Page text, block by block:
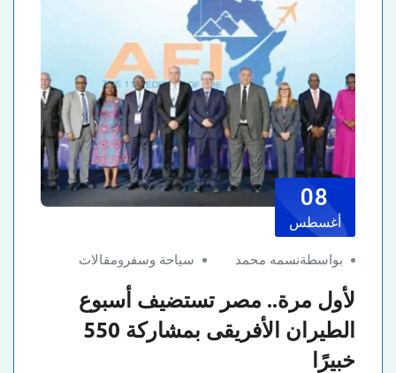
08
أغسطس
بواسطةنسمه محمد سياحة وسفر ومقالات
لأول مرة.. مصر تستضيف أسبوع
الطيران الأفريقى بمشاركة 550
خبيرًا